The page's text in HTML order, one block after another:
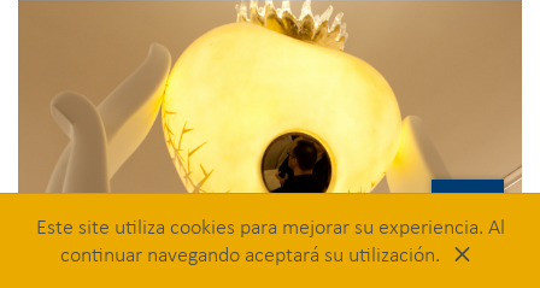
Este site utiliza cookies para mejorar su experiencia. Al
continuar navegando aceptará su utilización. ×